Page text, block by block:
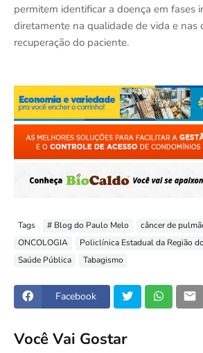
permitem identificar a doença em fases
diretamente na qualidade de vida e nas
recuperação do paciente.
Tags # Blog do Paulo Melo câncer de
ONCOLOGIA
Policlínica Estadual da Região
Saúde Pública
Tabagismo
Facebook
Você Vai Gostar